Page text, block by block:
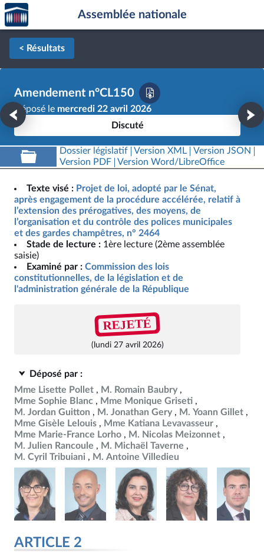
Aller au contenu
Aller en bas de la page
Accèder
à la
page
d'accueil
Assemblée nationale
< Résultats
Amendement n°CL150
Déposé le mercredi 22 avril 2026
Discuté
Dossier législatif Version XML
Version JSON
Version PDF
Version Word/LibreOffice
Texte visé : Projet de loi, adopté par le Sénat,
après engagement de la procédure accélérée, relatif à
l’extension des prérogatives, des moyens, de
l’organisation et du contrôle des polices municipales
et des gardes champêtres, n° 2464
Stade de lecture : 1ère lecture (2ème assemblée
saisie)
Examiné par : Commission des lois
constitutionnelles, de la législation et de
l'administration générale de la République
REJETÉ
(lundi 27 avril 2026)
Déposé par :
Mme Lisette Pollet
M. Romain Baubry
Mme Sophie Blanc
Mme Monique Griseti
M. Jordan Guitton
M. Jonathan Gery
M. Yoann Gillet
Mme Gisèle Lelouis
Mme Katiana Levavasseur
Mme Marie-France Lorho
M. Nicolas Meizonnet
M. Julien Rancoule
M. Michaël Taverne
M. Cyril Tribuiani
M. Antoine Villedieu
ARTICLE 2